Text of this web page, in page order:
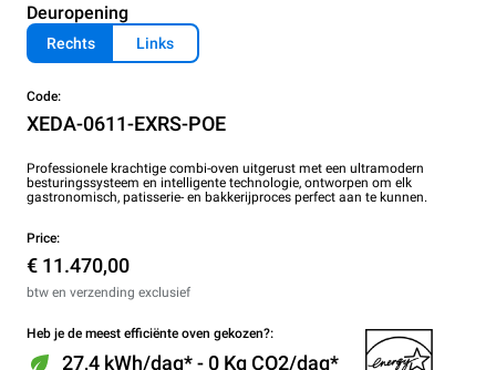
Deuropening
Rechts Links
Code:
XEDA-0611-EXRS-POE
Professionele krachtige combi-oven uitgerust met een ultramodern
besturingssysteem en intelligente technologie, ontworpen om elk
gastronomisch, patisserie- en bakkerijproces perfect aan te kunnen.
Price:
€ 11.470,00
btw en verzending exclusief
Heb je de meest efficiënte oven gekozen?:
27,4 kWh/dag* - 0 Kg CO2/dag*